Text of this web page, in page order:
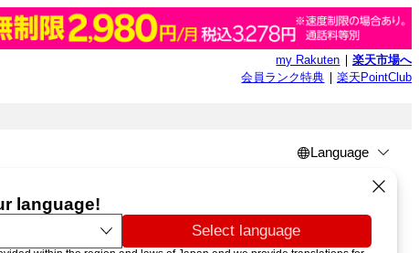
my Rakuten
楽天市場へ
会員ランク特典
楽天PointClub